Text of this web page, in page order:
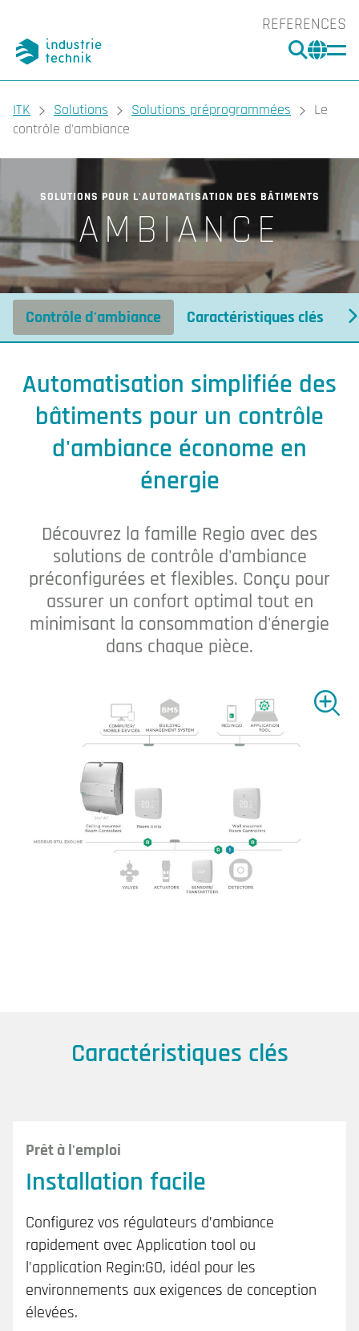
REFERENCES
You are here:
ITK Solutions Solutions préprogrammées
Le
contrôle d'ambiance
SOLUTIONS POUR L'AUTOMATISATION DES BÂTIMENTS
AMBIANCE
Contrôle d'ambiance Caractéristiques clés
Automatisation simplifiée des
bâtiments pour un contrôle
d'ambiance économe en
énergie
Découvrez la famille Regio avec des
solutions de contrôle d'ambiance
préconfigurées et flexibles. Conçu pour
assurer un confort optimal tout en
minimisant la consommation d'énergie
dans chaque pièce.
Caractéristiques clés
Prêt à l'emploi
Installation facile
Configurez vos régulateurs d’ambiance
rapidement avec Application tool ou
l'application Regin:GO, idéal pour les
environnements aux exigences de conception
élevées.